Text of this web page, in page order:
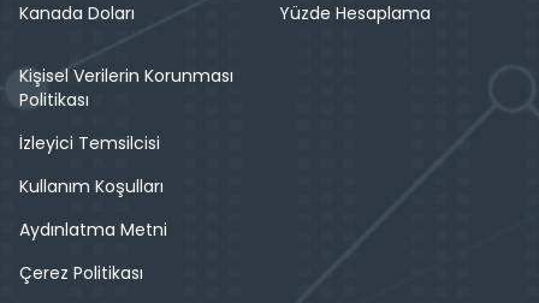
Kanada Doları
Yüzde Hesaplama
Kişisel Verilerin Korunması
Politikası
İzleyici Temsilcisi
Kullanım Koşulları
Aydınlatma Metni
Çerez Politikası